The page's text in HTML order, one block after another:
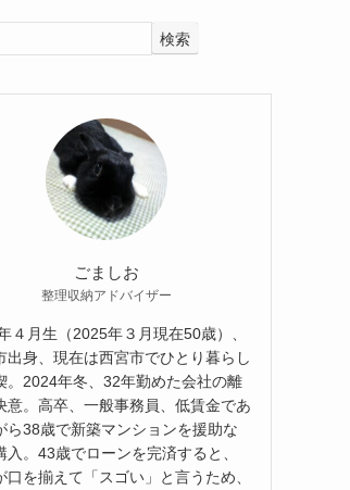
検索
ごましお
整理収納アドバイザー
４月生（2025年３月現在50歳）、
出身、現在は西宮市でひとり暮らし
。2024年冬、32年勤めた会社の離
意。高卒、一般事務員、低賃金であ
ら38歳で新築マンションを援助な
入。43歳でローンを完済すると、
口を揃えて「スゴい」と言うため、